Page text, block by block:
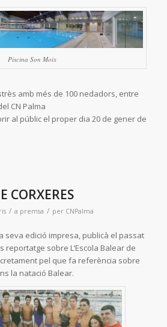
Piscina Son Moix
amb més de 100 nedadors, entre
CN Palma
al públic el proper dia 20 de gener de
CORXERES
/ a premsa / per CNPalma
seva edició impresa, publicà el passat
reportatge sobre L’Escola Balear de
pel que fa referència sobre
la natació Balear.